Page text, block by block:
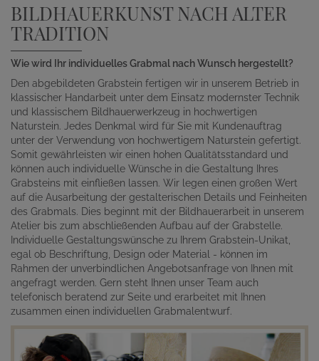
BILDHAUERKUNST NACH ALTER
TRADITION
Wie wird Ihr individuelles Grabmal nach Wunsch hergestellt?
Den abgebildeten Grabstein fertigen wir in unserem Betrieb in
klassischer Handarbeit unter dem Einsatz modernster Technik
und klassischem Bildhauerwerkzeug in hochwertigen
Naturstein. Jedes Denkmal wird für Sie mit Kundenauftrag
unter der Verwendung von hochwertigem Naturstein gefertigt.
Somit gewährleisten wir einen hohen Qualitätsstandard und
können auch individuelle Wünsche in die Gestaltung Ihres
Grabsteins mit einfließen lassen. Wir legen einen großen Wert
auf die Ausarbeitung der gestalterischen Details und Feinheiten
des Grabmals. Dies beginnt mit der Bildhauerarbeit in unserem
Atelier bis zum abschließenden Aufbau auf der Grabstelle.
Individuelle Gestaltungswünsche zu Ihrem Grabstein-Unikat,
egal ob Beschriftung, Design oder Material - können im
Rahmen der unverbindlichen Angebotsanfrage von Ihnen mit
angefragt werden. Gern steht Ihnen unser Team auch
telefonisch beratend zur Seite und erarbeitet mit Ihnen
zusammen einen individuellen Grabmalentwurf.